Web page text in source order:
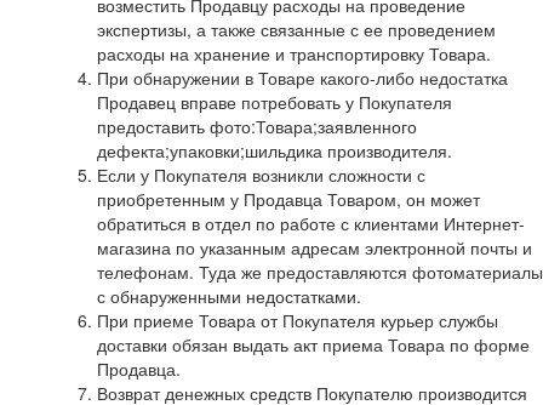
возместить Продавцу расходы на проведение
экспертизы, а также связанные с ее проведением
расходы на хранение и транспортировку Товара.
При обнаружении в Товаре какого-либо недостатка
Продавец вправе потребовать у Покупателя
предоставить фото:Товара;заявленного
дефекта;упаковки;шильдика производителя.
Если у Покупателя возникли сложности с
приобретенным у Продавца Товаром, он может
обратиться в отдел по работе с клиентами Интернет-
магазина по указанным адресам электронной почты и
телефонам. Туда же предоставляются фотоматериалы
с обнаруженными недостатками.
При приеме Товара от Покупателя курьер службы
доставки обязан выдать акт приема Товара по форме
Продавца.
Возврат денежных средств Покупателю производится